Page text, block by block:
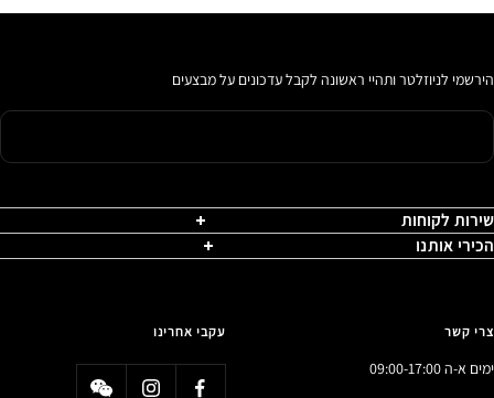
הירשמי לניוזלטר ותהיי ראשונה לקבל עדכונים על מבצעים
שירות לקוחות
הכירי אותנו
צרי קשר
ימים א-ה 09:00-17:00
עקבי אחרינו